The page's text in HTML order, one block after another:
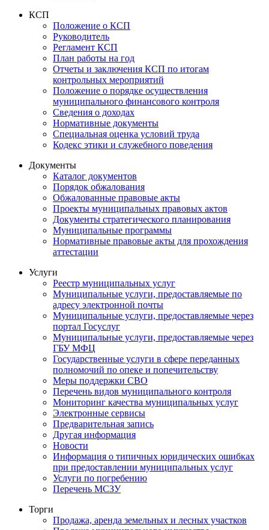
КСП
Положение о КСП
Руководитель
Регламент КСП
План работы на год
Отчеты и заключения КСП по итогам
контрольных мероприятий
Положение о порядке осуществления
муниципального финансового контроля
Сведения о доходах
Нормативные документы
Специальная оценка условий труда
Кодекс этики и служебного поведения
Документы
Каталог документов
Порядок обжалования
Обжалованные правовые акты
Проекты муниципальных правовых актов
Документы стратегического планирования
Муниципальные программы
Нормативные правовые акты для прохождения
аттестации
Услуги
Реестр муниципальных услуг
Муниципальные услуги, предоставляемые по
адресу электронной почты
Муниципальные услуги, предоставляемые через
портал Госуслуг
Муниципальные услуги, предоставляемые через
ГБУ МФЦ
Государственные услуги в сфере переданных
полномочий по опеке и попечительству
Меры поддержки СВО
Перечень видов муниципального контроля
Мониторинг качества муниципальных услуг
Электронные сервисы
Предварительная запись
Другая информация
Новости
Информация о типичных юридических ошибках
при предоставлении муниципальных услуг
Услуги по погребению
Перечень МСЗУ
Торги
Продажа, аренда земельных и лесных участков